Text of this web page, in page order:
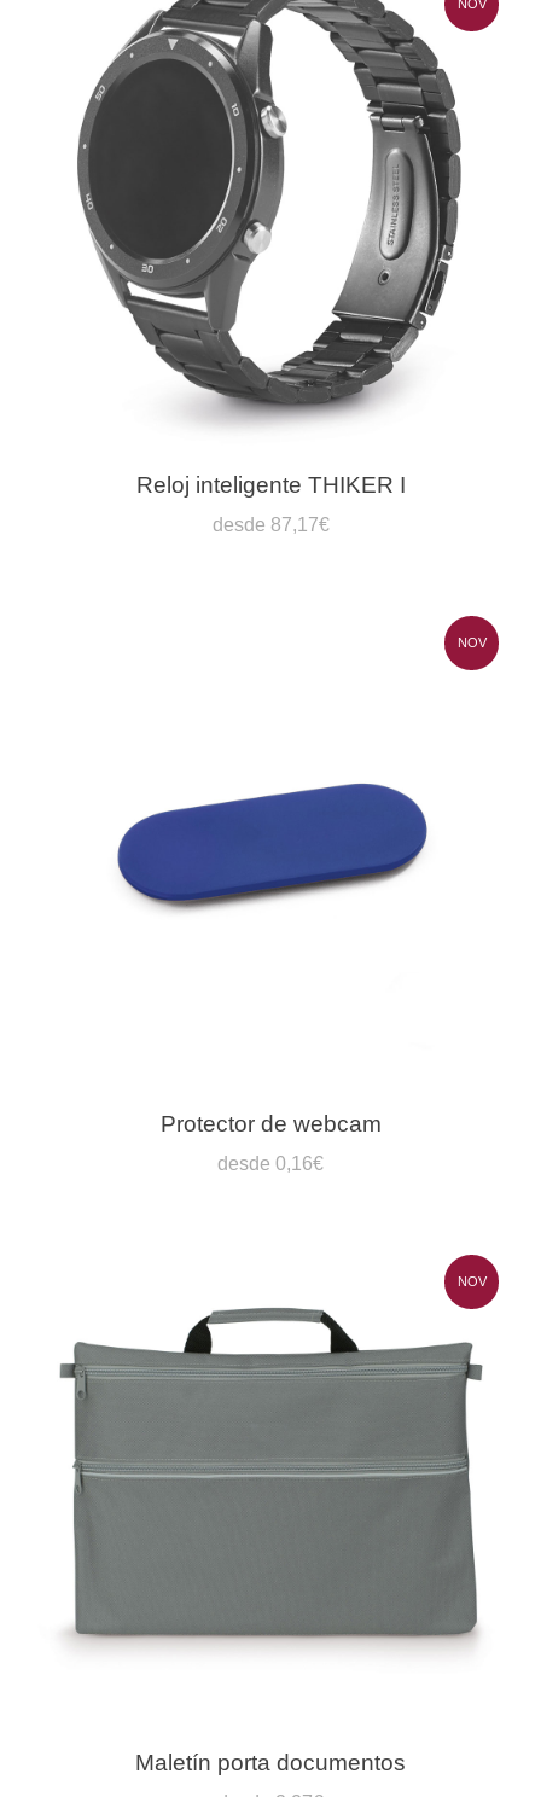
NOV
Reloj inteligente THIKER I
desde 87,17€
NOV
Protector de webcam
desde 0,16€
NOV
Maletín porta documentos